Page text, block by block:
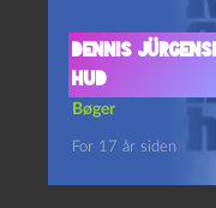
Dennis
hud
Bøger
For 17 år siden